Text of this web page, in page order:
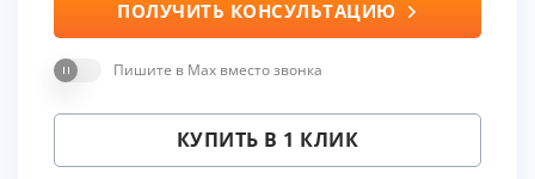
ПОЛУЧИТЬ КОНСУЛЬТАЦИЮ
Пишите в Max вместо звонка
КУПИТЬ В 1 КЛИК